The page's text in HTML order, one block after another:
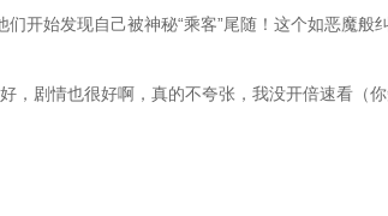
开始发现自己被神秘“乘客”尾随！这个如恶魔
剧情也很好啊，真的不夸张，我没开倍速看（